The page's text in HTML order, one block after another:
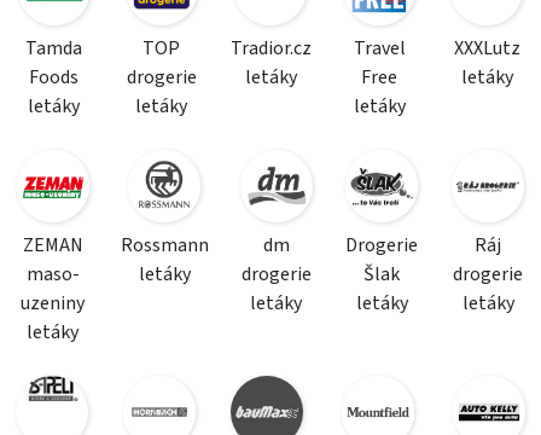
Tamda
Foods
letáky
TOP
drogerie
letáky
Tradior.cz
letáky
Travel
Free
letáky
XXXLutz
letáky
ZEMAN
maso-
uzeniny
letáky
Rossmann
letáky
dm
drogerie
letáky
Drogerie
Šlak
letáky
Ráj
drogerie
letáky